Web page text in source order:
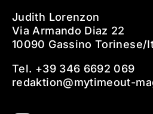
Judith Lorenzon
Via Armando Diaz 22
10090 Gassino Torinese/
Tel. +39 346 6692 069
redaktion@mytimeout-